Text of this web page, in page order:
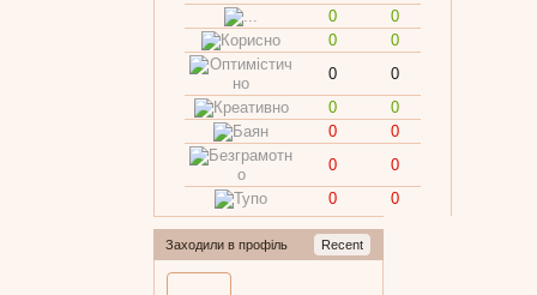
0
0
0
0
0
0
0
0
0
0
0
0
0
0
Заходили в профіль Recent